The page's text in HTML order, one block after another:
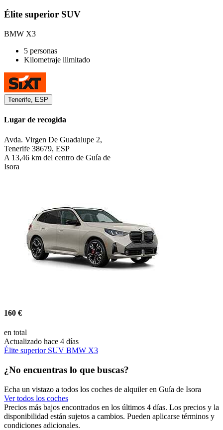
Élite superior SUV
BMW X3
5 personas
Kilometraje ilimitado
Tenerife, ESP
Lugar de recogida
Avda. Virgen De Guadalupe 2,
Tenerife 38679, ESP
A 13,46 km del centro de Guía de
Isora
160 €
en total
Actualizado hace 4 días
Élite superior SUV BMW X3
¿No encuentras lo que buscas?
Echa un vistazo a todos los coches de alquiler en Guía de Isora
Ver todos los coches
Precios más bajos encontrados en los últimos 4 días. Los precios y la
disponibilidad están sujetos a cambios. Pueden aplicarse términos y
condiciones adicionales.